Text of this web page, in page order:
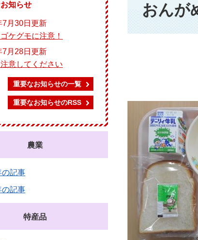
おんが
知らせ
7月30日更新
ケグモに注意！
7月28日更新
意してください
重要なお知らせの一覧
重要なお知らせのRSS
農業
の記事
の記事
特産品